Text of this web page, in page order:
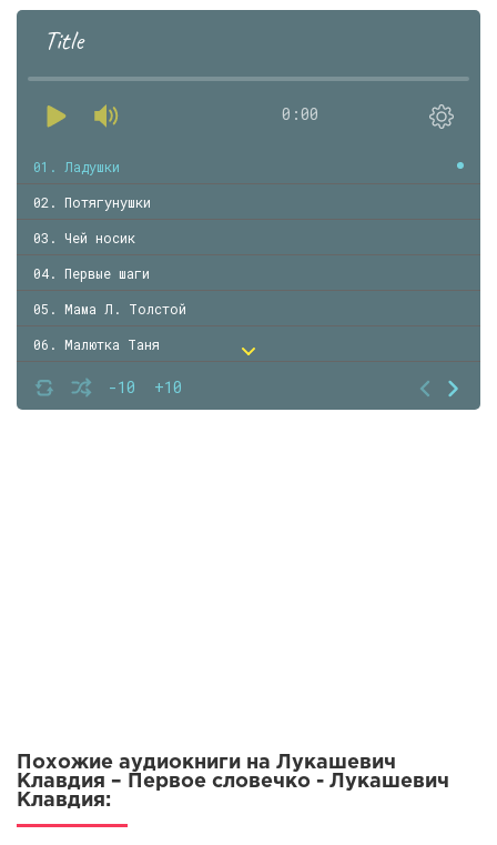
Title
0:00
-10 +10
01. Ладушки
02. Потягунушки
03. Чей носик
04. Первые шаги
05. Мама Л. Толстой
06. Малютка Таня
07. Дружно
08. Два и один
18. Хотела галка пить
19. Где жить хорошо
Похожие аудиокниги на Лукашевич
Клавдия – Первое словечко - Лукашевич
Клавдия: